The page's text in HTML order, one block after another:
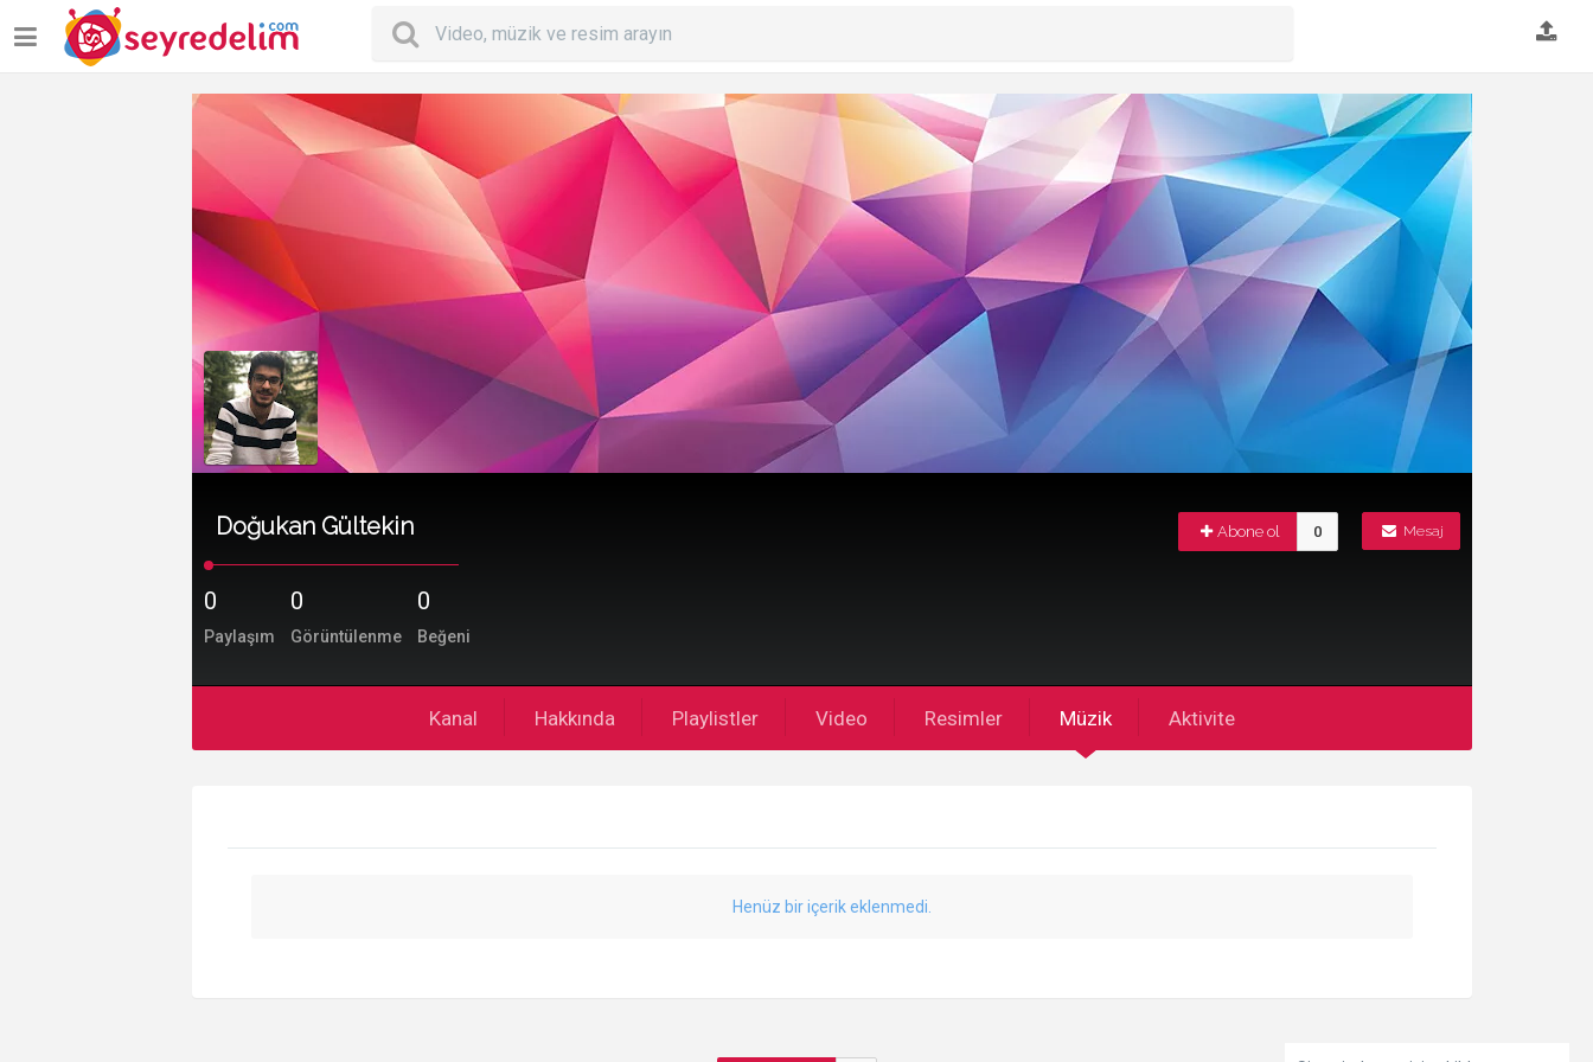
Doğukan Gültekin Mesaj
Abone ol 0
0
Paylaşım
0
Görüntülenme
0
Beğeni
Kanal Hakkında Playlistler Video Resimler Müzik Aktivite
Henüz bir içerik eklenmedi.